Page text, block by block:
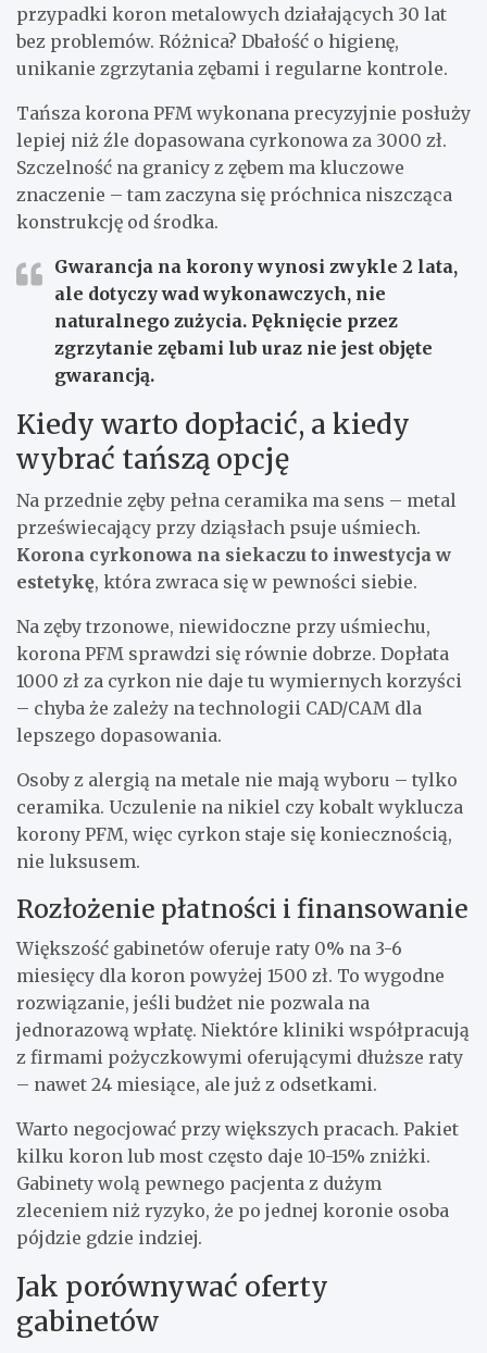
przypadki koron metalowych działających 30 lat
bez problemów. Różnica? Dbałość o higienę,
unikanie zgrzytania zębami i regularne kontrole.
Tańsza korona PFM wykonana precyzyjnie posłuży
lepiej niż źle dopasowana cyrkonowa za 3000 zł.
Szczelność na granicy z zębem ma kluczowe
znaczenie – tam zaczyna się próchnica niszcząca
konstrukcję od środka.
Gwarancja na korony wynosi zwykle 2 lata,
ale dotyczy wad wykonawczych, nie
naturalnego zużycia. Pęknięcie przez
zgrzytanie zębami lub uraz nie jest objęte
gwarancją.
Kiedy warto dopłacić, a kiedy
wybrać tańszą opcję
Na przednie zęby pełna ceramika ma sens – metal
przeświecający przy dziąsłach psuje uśmiech.
Korona cyrkonowa na siekaczu to inwestycja w
estetykę, która zwraca się w pewności siebie.
Na zęby trzonowe, niewidoczne przy uśmiechu,
korona PFM sprawdzi się równie dobrze. Dopłata
1000 zł za cyrkon nie daje tu wymiernych korzyści
– chyba że zależy na technologii CAD/CAM dla
lepszego dopasowania.
Osoby z alergią na metale nie mają wyboru – tylko
ceramika. Uczulenie na nikiel czy kobalt wyklucza
korony PFM, więc cyrkon staje się koniecznością,
nie luksusem.
Rozłożenie płatności i finansowanie
Większość gabinetów oferuje raty 0% na 3-6
miesięcy dla koron powyżej 1500 zł. To wygodne
rozwiązanie, jeśli budżet nie pozwala na
jednorazową wpłatę. Niektóre kliniki współpracują
z firmami pożyczkowymi oferującymi dłuższe raty
– nawet 24 miesiące, ale już z odsetkami.
Warto negocjować przy większych pracach. Pakiet
kilku koron lub most często daje 10-15% zniżki.
Gabinety wolą pewnego pacjenta z dużym
zleceniem niż ryzyko, że po jednej koronie osoba
pójdzie gdzie indziej.
Jak porównywać oferty
gabinetów